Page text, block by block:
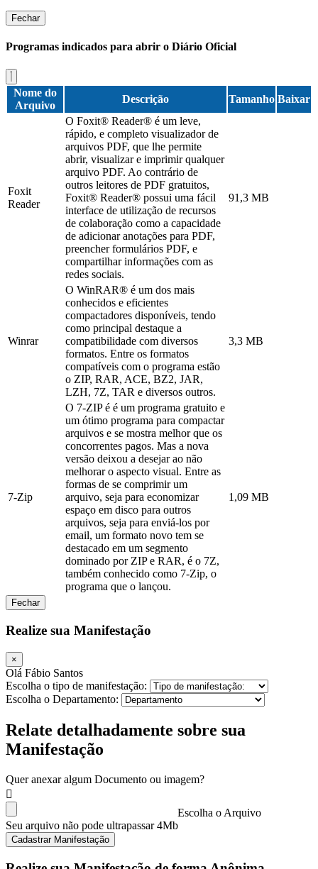
Fechar
Programas indicados para abrir o Diário Oficial
Nome do
Arquivo
Descrição Tamanho Baixar
Foxit
Reader
O Foxit® Reader® é um leve,
rápido, e completo visualizador de
arquivos PDF, que lhe permite
abrir, visualizar e imprimir qualquer
arquivo PDF. Ao contrário de
outros leitores de PDF gratuitos,
Foxit® Reader® possui uma fácil
interface de utilização de recursos
de colaboração como a capacidade
de adicionar anotações para PDF,
preencher formulários PDF, e
compartilhar informações com as
redes sociais.
91,3 MB
Winrar
O WinRAR® é um dos mais
conhecidos e eficientes
compactadores disponíveis, tendo
como principal destaque a
compatibilidade com diversos
formatos. Entre os formatos
compatíveis com o programa estão
o ZIP, RAR, ACE, BZ2, JAR,
LZH, 7Z, TAR e diversos outros.
3,3 MB
7-Zip
O 7-ZIP é é um programa gratuito e
um ótimo programa para compactar
arquivos e se mostra melhor que os
concorrentes pagos. Mas a nova
versão deixou a desejar ao não
melhorar o aspecto visual. Entre as
formas de se comprimir um
arquivo, seja para economizar
espaço em disco para outros
arquivos, seja para enviá-los por
email, um formato novo tem se
destacado em um segmento
dominado por ZIP e RAR, é o 7Z,
também conhecido como 7-Zip, o
programa que o lançou.
1,09 MB
Fechar
Realize sua Manifestação
×
Olá Fábio Santos
Escolha o tipo de manifestação:
Escolha o Departamento:
Relate detalhadamente sobre sua
Manifestação
Quer anexar algum Documento ou imagem?
Escolha o Arquivo
Seu arquivo não pode ultrapassar 4Mb
Cadastrar Manifestação